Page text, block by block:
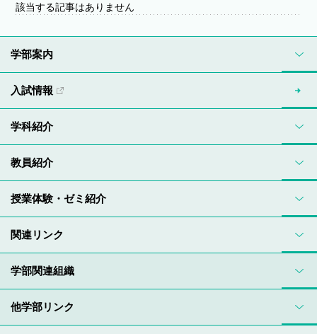
該当する記事はありません
学部関連組織
他学部リンク
学部案内
入試情報
学科紹介
教員紹介
授業体験・ゼミ紹介
関連リンク